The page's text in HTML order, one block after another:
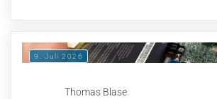
9. Juli 2026
Thomas Blase